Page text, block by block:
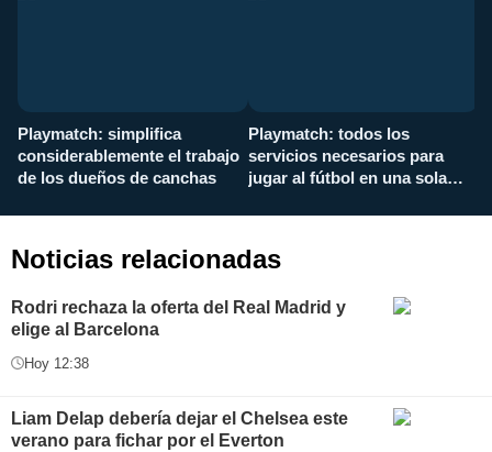
Playmatch: simplifica
considerablemente el trabajo
de los dueños de canchas
Playmatch: todos los
servicios necesarios para
jugar al fútbol en una sola
Noticias relacionadas
Rodri rechaza la oferta del Real Madrid y
elige al Barcelona
Hoy 12:38
Liam Delap debería dejar el Chelsea este
verano para fichar por el Everton